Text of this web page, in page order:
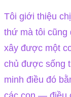
Tôi giới thiệu
thứ mà tôi cũng
xây được một
chủ được sống
minh điều đó